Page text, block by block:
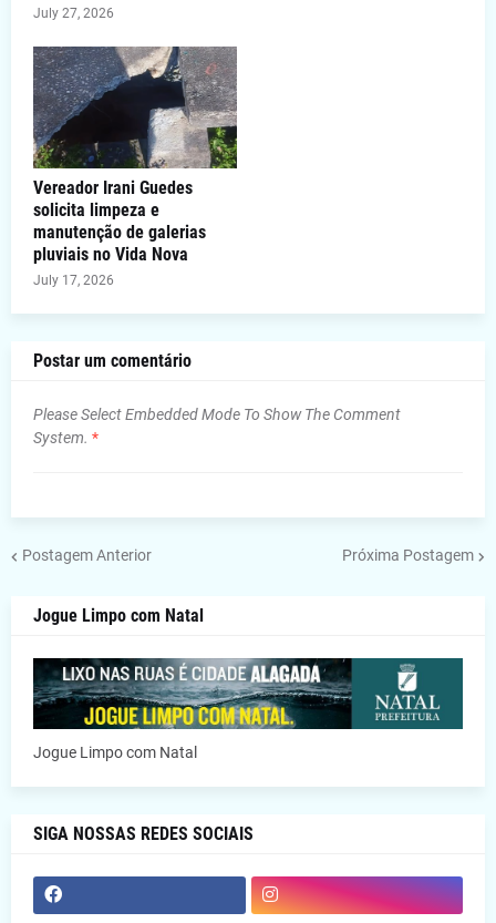
July 27, 2026
Vereador Irani Guedes
solicita limpeza e
manutenção de galerias
pluviais no Vida Nova
July 17, 2026
Postar um comentário
Please Select Embedded Mode To Show The Comment
System. *
Postagem Anterior Próxima Postagem
Jogue Limpo com Natal
Jogue Limpo com Natal
SIGA NOSSAS REDES SOCIAIS